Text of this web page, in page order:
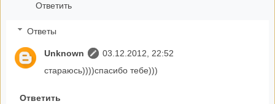
Ответить
Ответы
Unknown
03.12.2012, 22:52
стараюсь))))спасибо тебе)))
Ответить